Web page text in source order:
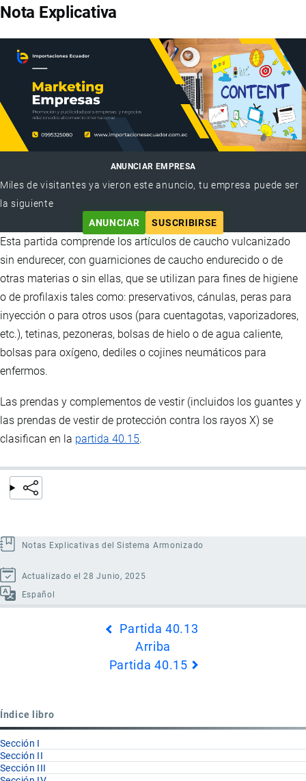
Nota Explicativa
ANUNCIAR EMPRESA
Miles de visitantes ya vieron este anuncio, tu empresa puede ser
la siguiente
ANUNCIAR
SUSCRIBIRSE
Esta partida comprende los artículos de caucho vulcanizado
sin endurecer, con guarniciones de caucho endurecido o de
otras materias o sin ellas, que se utilizan para fines de higiene
o de profilaxis tales como: preservativos, cánulas, peras para
inyección o para otros usos (para cuentagotas, vaporizadores,
etc.), tetinas, pezoneras, bolsas de hielo o de agua caliente,
bolsas para oxígeno, dediles o cojines neumáticos para
enfermos.
Las prendas y complementos de vestir (incluidos los guantes y
las prendas de vestir de protección contra los rayos X) se
clasifican en la partida 40.15.
Notas Explicativas del Sistema Armonizado
Actualizado el 28 Junio, 2025
Español
Partida 40.13
Arriba
Partida 40.15
Índice libro
Sección I
Sección II
Sección III